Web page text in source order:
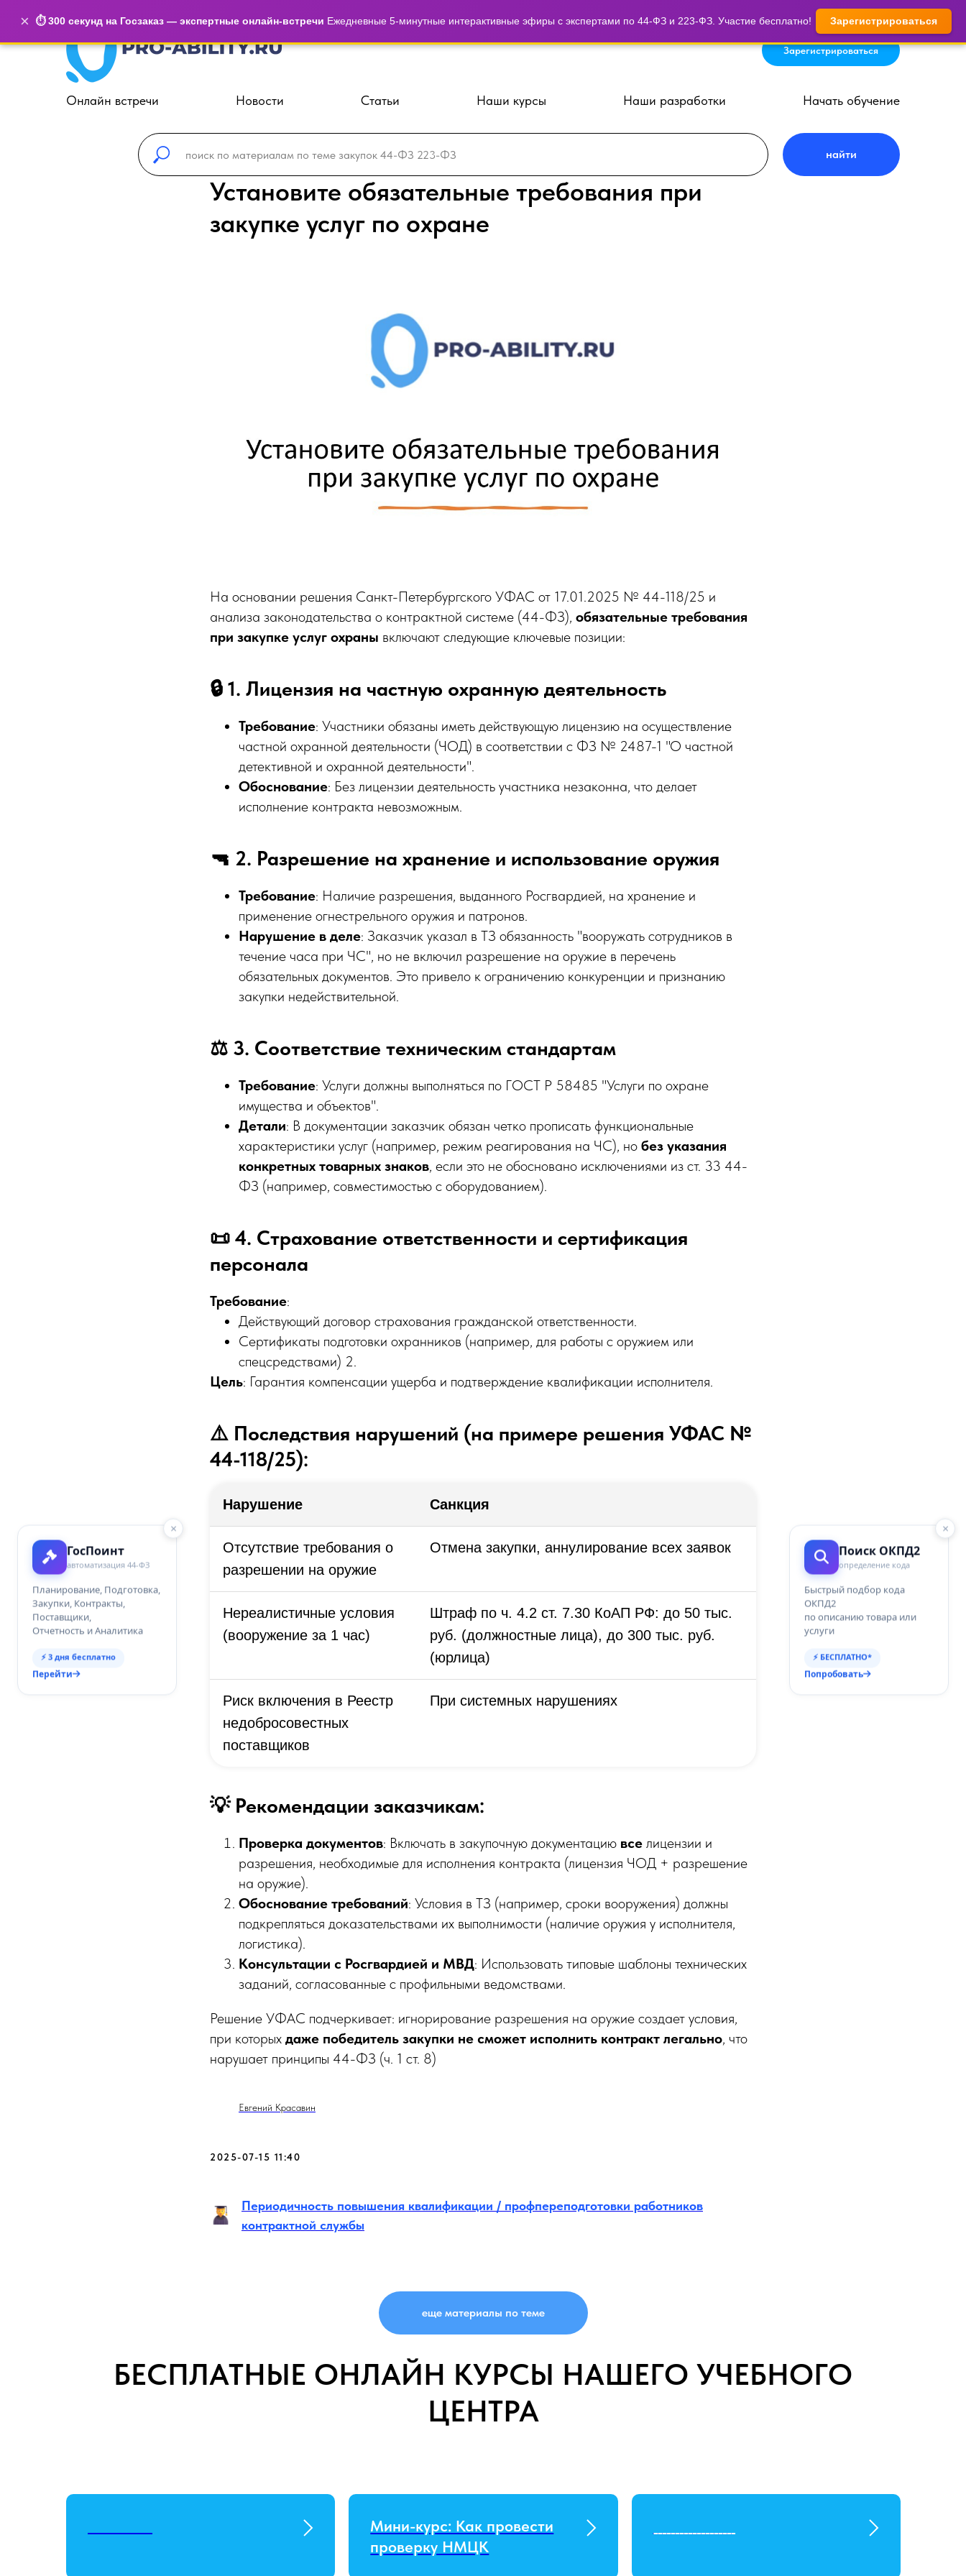
× ⏱️ 300 секунд на Госзаказ — экспертные онлайн-встречи Ежедневные 5-минутные интерактивные эфиры с экспертами по 44-ФЗ и 223-ФЗ. Участие бесплатно! Зарегистрироваться
Зарегистрироваться
Онлайн встречи Новости Статьи Наши курсы Наши разработки Начать обучение
найти
Бесплатные онлайн встречи
по закупкам, кадрам и
бухгалтерии
Записаться бесплатно
конфиденциальности
Установите обязательные требования при
закупке услуг по охране
На основании решения Санкт-Петербургского УФАС от 17.01.2025 № 44-118/25 и
анализа законодательства о контрактной системе (44-ФЗ), обязательные требования
при закупке услуг охраны включают следующие ключевые позиции:
🔒 1. Лицензия на частную охранную деятельность
Требование: Участники обязаны иметь действующую лицензию на осуществление
частной охранной деятельности (ЧОД) в соответствии с ФЗ № 2487-1 "О частной
детективной и охранной деятельности".
Обоснование: Без лицензии деятельность участника незаконна, что делает
исполнение контракта невозможным.
🔫 2. Разрешение на хранение и использование оружия
Требование: Наличие разрешения, выданного Росгвардией, на хранение и
применение огнестрельного оружия и патронов.
Нарушение в деле: Заказчик указал в ТЗ обязанность "вооружать сотрудников в
течение часа при ЧС", но не включил разрешение на оружие в перечень
обязательных документов. Это привело к ограничению конкуренции и признанию
закупки недействительной.
⚖️ 3. Соответствие техническим стандартам
Требование: Услуги должны выполняться по ГОСТ Р 58485 "Услуги по охране
имущества и объектов".
Детали: В документации заказчик обязан четко прописать функциональные
характеристики услуг (например, режим реагирования на ЧС), но без указания
конкретных товарных знаков, если это не обосновано исключениями из ст. 33 44-
ФЗ (например, совместимостью с оборудованием).
📜 4. Страхование ответственности и сертификация
персонала
Требование:
Действующий договор страхования гражданской ответственности.
Сертификаты подготовки охранников (например, для работы с оружием или
спецсредствами) 2.
Цель: Гарантия компенсации ущерба и подтверждение квалификации исполнителя.
⚠️ Последствия нарушений (на примере решения УФАС №
44-118/25):
Нарушение Санкция
Отсутствие требования о
разрешении на оружие
Отмена закупки, аннулирование всех заявок
Нереалистичные условия
(вооружение за 1 час)
Штраф по ч. 4.2 ст. 7.30 КоАП РФ: до 50 тыс.
руб. (должностные лица), до 300 тыс. руб.
(юрлица)
Риск включения в Реестр
недобросовестных
поставщиков
При системных нарушениях
💡 Рекомендации заказчикам:
Проверка документов: Включать в закупочную документацию все лицензии и
разрешения, необходимые для исполнения контракта (лицензия ЧОД + разрешение
на оружие).
Обоснование требований: Условия в ТЗ (например, сроки вооружения) должны
подкрепляться доказательствами их выполнимости (наличие оружия у исполнителя,
логистика).
Консультации с Росгвардией и МВД: Использовать типовые шаблоны технических
заданий, согласованные с профильными ведомствами.
Решение УФАС подчеркивает: игнорирование разрешения на оружие создает условия,
при которых даже победитель закупки не сможет исполнить контракт легально, что
нарушает принципы 44-ФЗ (ч. 1 ст. 8)
Евгений Красавин
2025-07-15 11:40
Периодичность повышения квалификации / профпереподготовки работников
контрактной службы
еще материалы по теме
БЕСПЛАТНЫЕ ОНЛАЙН КУРСЫ НАШЕГО УЧЕБНОГО
ЦЕНТРА
Мини-курс: Как провести
проверку НМЦК
×
ГосПоинт
автоматизация 44-ФЗ
Планирование, Подготовка,
Закупки, Контракты,
Поставщики,
Отчетность и Аналитика
⚡ 3 дня бесплатно
Перейти
×
Поиск ОКПД2
определение кода
Быстрый подбор кода
ОКПД2
по описанию товара или
услуги
⚡ БЕСПЛАТНО*
Попробовать